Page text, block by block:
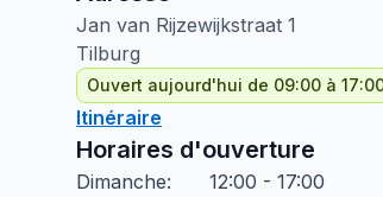
Jan van Rijzewijkstraat 1
Tilburg
Ouvert aujourd'hui de 09:00 à
Itinéraire
Horaires d'ouverture
Dimanche:
12:00 - 17:00